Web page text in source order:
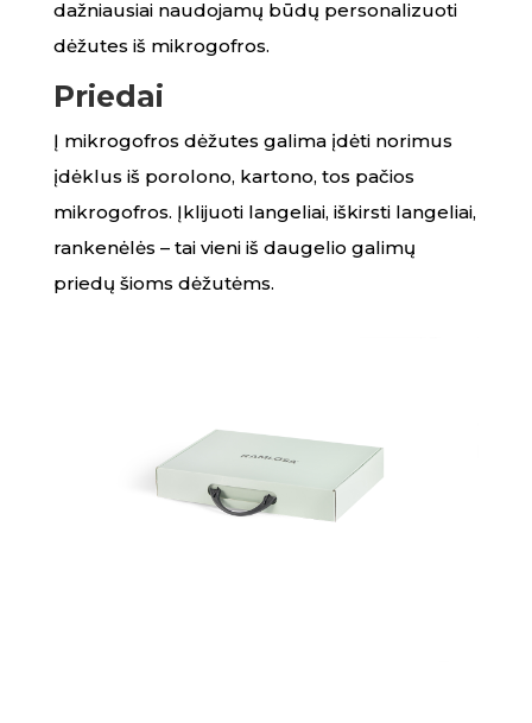
dažniausiai naudojamų būdų personalizuoti
dėžutes iš mikrogofros.
Priedai
Į mikrogofros dėžutes galima įdėti norimus
įdėklus iš porolono, kartono, tos pačios
mikrogofros. Įklijuoti langeliai, iškirsti langeliai,
rankenėlės – tai vieni iš daugelio galimų
priedų šioms dėžutėms.